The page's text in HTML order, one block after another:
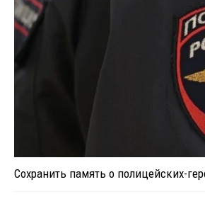
Сохранить память о полицейских-